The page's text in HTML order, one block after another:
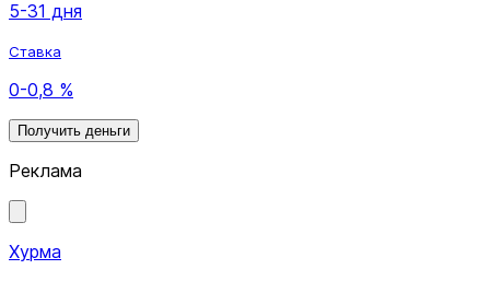
5-31 дня
Ставка
0-0,8 %
Получить деньги
Реклама
Хурма